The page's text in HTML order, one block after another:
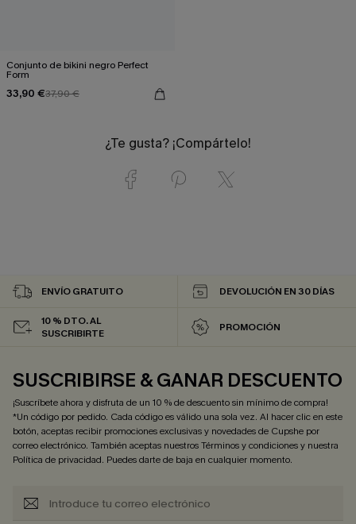
Conjunto de bikini negro Perfect
Form
33,90 €37,90 €
¿Te gusta? ¡Compártelo!
ENVÍO GRATUITO DEVOLUCIÓN EN 30 DÍAS
10 % DTO. AL
SUSCRIBIRTE
PROMOCIÓN
SUSCRIBIRSE & GANAR DESCUENTO
¡Suscríbete ahora y disfruta de un 10 % de descuento sin mínimo de compra!
*Un código por pedido. Cada código es válido una sola vez. Al hacer clic en este
botón, aceptas recibir promociones exclusivas y novedades de Cupshe por
correo electrónico. También aceptas nuestrosTérminos y condicionesy nuestra
Política de privacidad. Puedes darte de baja en cualquier momento.